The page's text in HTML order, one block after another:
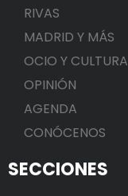
RIVAS
MADRID Y MÁS
OCIO Y CULTURA
OPINIÓN
AGENDA
CONÓCENOS
SECCIONES